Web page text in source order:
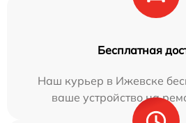
Бесплатная
Наш курьер в Ижевске
ваше устройство на